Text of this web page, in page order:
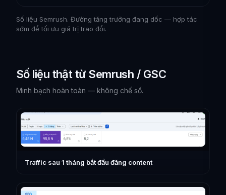
Số liệu Semrush. Đường tăng trưởng đang dốc — hợp tác
sớm để tối ưu giá trị trao đổi.
Số liệu thật từ Semrush / GSC
Minh bạch hoàn toàn — không chế số.
Traffic sau 1 tháng bắt đầu đăng content